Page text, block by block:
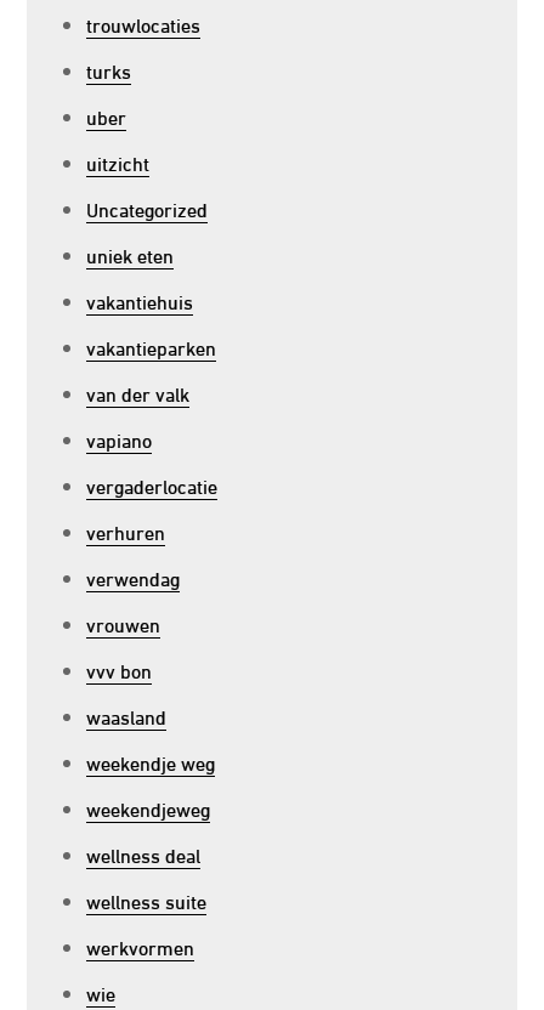
trouwlocaties
turks
uber
uitzicht
Uncategorized
uniek eten
vakantiehuis
vakantieparken
van der valk
vapiano
vergaderlocatie
verhuren
verwendag
vrouwen
vvv bon
waasland
weekendje weg
weekendjeweg
wellness deal
wellness suite
werkvormen
wie